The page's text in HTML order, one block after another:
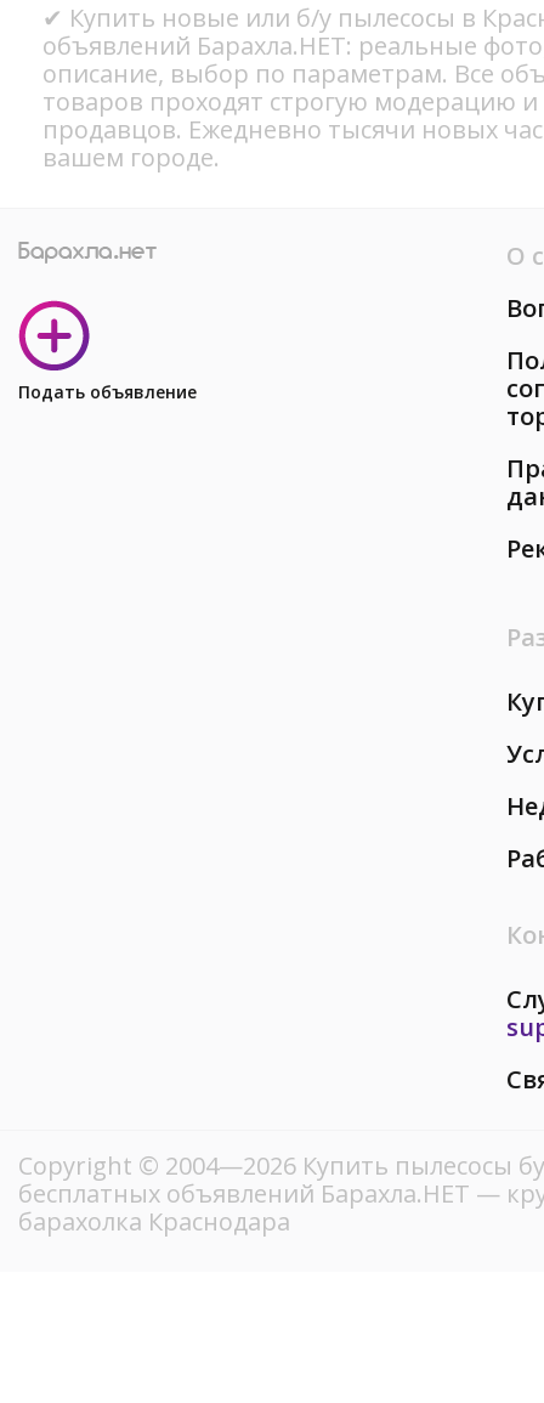
✔ Купить новые или б/у пылесосы в
объявлений Барахла.НЕТ: реальные
описание, выбор по параметрам. Все
товаров проходят строгую модерацию
продавцов. Ежедневно тысячи новых
вашем городе.
Подать объявление
О
Copyright © 2004—2026 Купить пылесосы
бесплатных объявлений Барахла.НЕТ —
барахолка Краснодара